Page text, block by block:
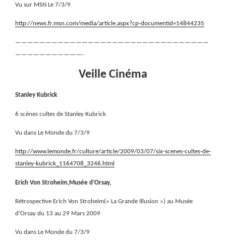
Vu sur MSN Le 7/3/9
http://news.fr.msn.com/media/article.aspx?cp-documentid=14844235
————————————————————————————————
———————————-
Veille Cinéma
Stanley Kubrick
6 scènes cultes de Stanley Kubrick
Vu dans Le Monde du 7/3/9
http://www.lemonde.fr/culture/article/2009/03/07/six-scenes-cultes-de-
stanley-kubrick_1164708_3246.html
Erich Von Stroheim,Musée d’Orsay,
Rétrospective Erich Von Stroheim(« La Grande Illusion ») au Musée
d’Orsay du 13 au 29 Mars 2009
Vu dans Le Monde du 7/3/9